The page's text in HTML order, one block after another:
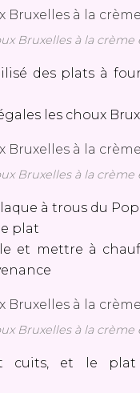
Bruxelles à la crème
des plats à
les choux
Bruxelles à la crème
à trous du Pop
plat
et mettre à
Bruxelles à la crème
cuits, et le